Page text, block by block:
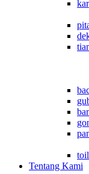
Tentang Kami